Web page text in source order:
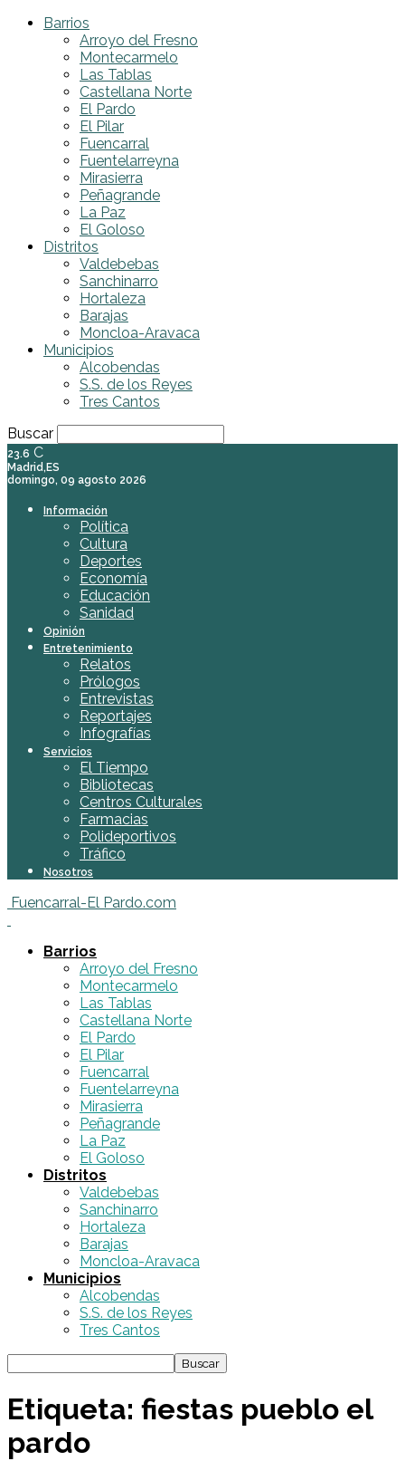
Barrios
Arroyo del Fresno
Montecarmelo
Las Tablas
Castellana Norte
El Pardo
El Pilar
Fuencarral
Fuentelarreyna
Mirasierra
Peñagrande
La Paz
El Goloso
Distritos
Valdebebas
Sanchinarro
Hortaleza
Barajas
Moncloa-Aravaca
Municipios
Alcobendas
S.S. de los Reyes
Tres Cantos
Buscar
23.6 C
Madrid,ES
domingo, 09 agosto 2026
Información
Política
Cultura
Deportes
Economía
Educación
Sanidad
Opinión
Entretenimiento
Relatos
Prólogos
Entrevistas
Reportajes
Infografías
Servicios
El Tiempo
Bibliotecas
Centros Culturales
Farmacias
Polideportivos
Tráfico
Nosotros
Fuencarral-El Pardo.com
Barrios
Arroyo del Fresno
Montecarmelo
Las Tablas
Castellana Norte
El Pardo
El Pilar
Fuencarral
Fuentelarreyna
Mirasierra
Peñagrande
La Paz
El Goloso
Distritos
Valdebebas
Sanchinarro
Hortaleza
Barajas
Moncloa-Aravaca
Municipios
Alcobendas
S.S. de los Reyes
Tres Cantos
Etiqueta: fiestas pueblo el
pardo